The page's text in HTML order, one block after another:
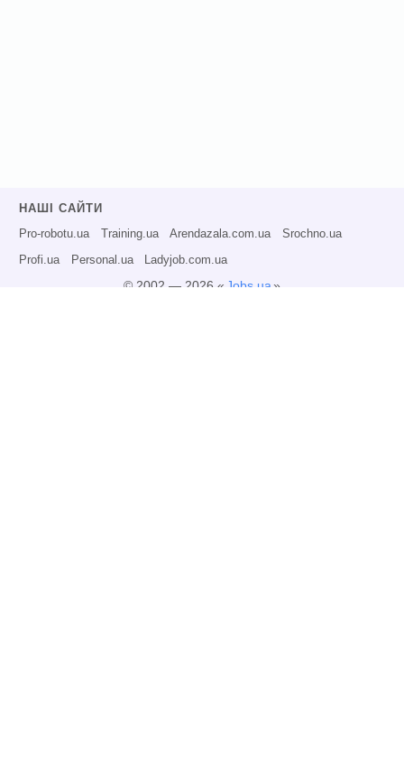
НАШІ САЙТИ
Pro-robotu.ua Training.ua Arendazala.com.ua Srochno.ua
Profi.ua Personal.ua Ladyjob.com.ua
© 2002 — 2026 « Jobs.ua»